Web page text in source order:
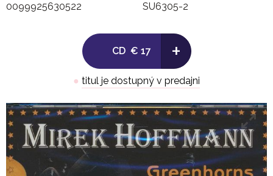
0099925630522
SU6305-2
CD € 17 +
● titul je dostupný v predajni